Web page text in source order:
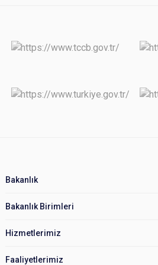
Bakanlık
Bakanlık Birimleri
Hizmetlerimiz
Faaliyetlerimiz